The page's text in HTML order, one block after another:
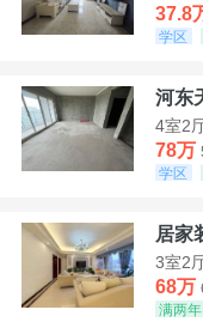
37.8
学区
河东
4室2
78万
学区
居家
3室2
68万
满两年